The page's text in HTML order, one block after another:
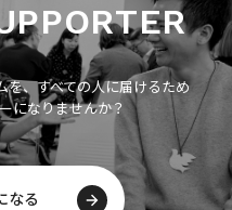
を、すべての人に届けるため
になりませんか？
なる